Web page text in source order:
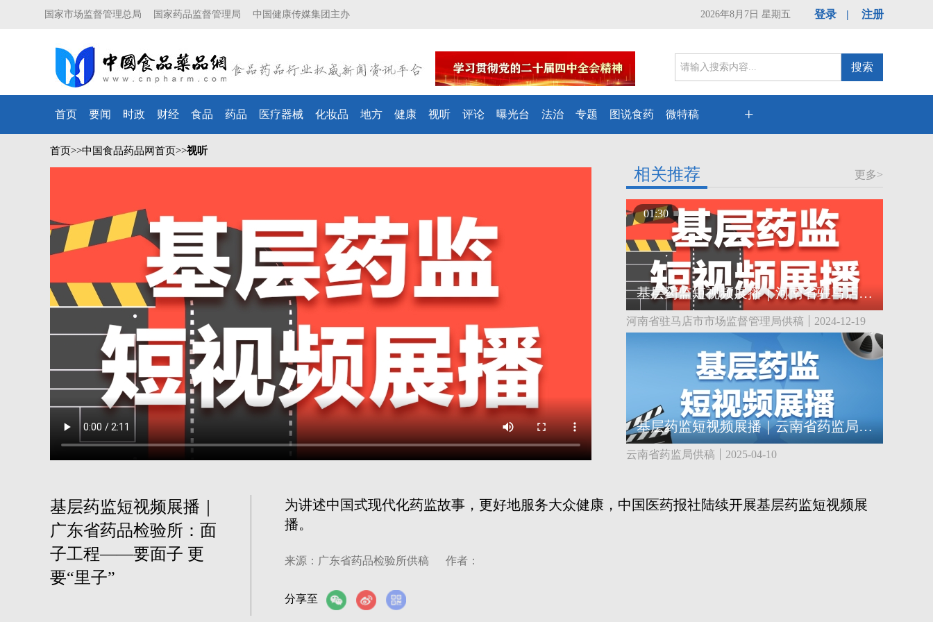
国家市场监督管理总局 国家药品监督管理局 中国健康传媒集团主办 登录 | 注册
2026年8月7日 星期五
搜索
首页 要闻 时政 财经 食品 药品 医疗器械 化妆品 地方 健康 视听 评论 曝光台 法治 专题 图说食药 微特稿 +
首页>>中国食品药品网首页>>视听
相关推荐 更多>
01:30
基层药监短视频展播｜河南省驻马店市市场监督管理局：牙膏真的能治病吗？
河南省驻马店市市场监督管理局供稿 2024-12-19
基层药监短视频展播｜云南省药监局：选对助听器 守护听力每一刻
云南省药监局供稿 2025-04-10
基层药监短视频展播｜
广东省药品检验所：面
子工程——要面子 更
要“里子”
为讲述中国式现代化药监故事，更好地服务大众健康，中国医药报社陆续开展基层药监短视频展
播。
来源：广东省药品检验所供稿 作者：
分享至